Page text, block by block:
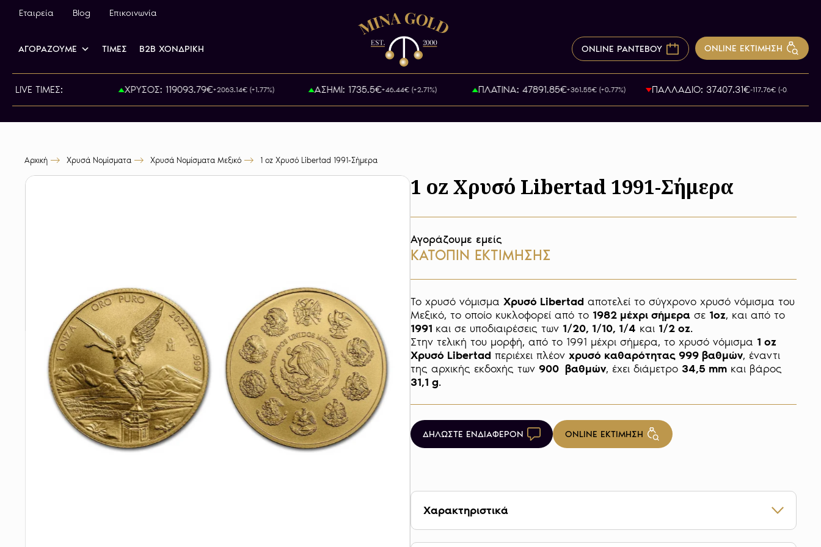
Εταιρεία Blog Επικοινωνία
ΑΓΟΡΑΖΟΥΜΕ ΤΙΜΕΣ B2B ΧΟΝΔΡΙΚΗ ONLINE ΡΑΝΤΕΒΟΥ ONLINE ΕΚΤΙΜΗΣΗ
LIVE ΤΙΜΕΣ:
815.00€ ΧΡΥΣΟΣ: 119093.79€ +2063.14€ (+1.77%) ΑΣΗΜΙ: 1735.5€+46.44€ (+2.71%) ΠΛΑΤΙΝΑ: 47891.85€+361.55€ (+0.77%) ΠΑΛΛΑΔΙΟ: 37407.31€-117.76€ (-0.32%)
Αρχική Χρυσά Νομίσματα Χρυσά Νομίσματα Μεξικό 1 oz Χρυσό Libertad 1991-Σήμερα
1 oz Χρυσό Libertad 1991-Σήμερα
Αγοράζουμε εμείς
ΚΑΤΟΠΙΝ ΕΚΤΙΜΗΣΗΣ
Το χρυσό νόμισμα Χρυσό Libertad αποτελεί το σύγχρονο χρυσό νόμισμα του
Μεξικό, το οποίο κυκλοφορεί από το 1982 μέχρι σήμερα σε 1oz
1991 και σε υποδιαιρέσεις των 1/20, 1/10, 1/4 και 1/2 oz.
Στην τελική του μορφή, από το 1991 μέχρι σήμερα, το χρυσό νόμισμα 1 oz
Χρυσό Libertad περιέχει πλέον χρυσό καθαρότητας 999 βαθμών, έναντι
της αρχικής εκδοχής των 900  βαθμών, έχει διάμετρο 34,5 mm
31,1 g
ΔΗΛΩΣΤΕ ΕΝΔΙΑΦΕΡΟΝ ONLINE ΕΚΤΙΜΗΣΗ
Χαρακτηριστικά
Βάρος 31,1 g